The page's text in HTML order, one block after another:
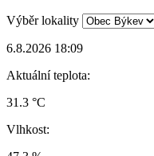
Výběr lokality
6.8.2026 18:09
Aktuální teplota:
31.3 °C
Vlhkost: